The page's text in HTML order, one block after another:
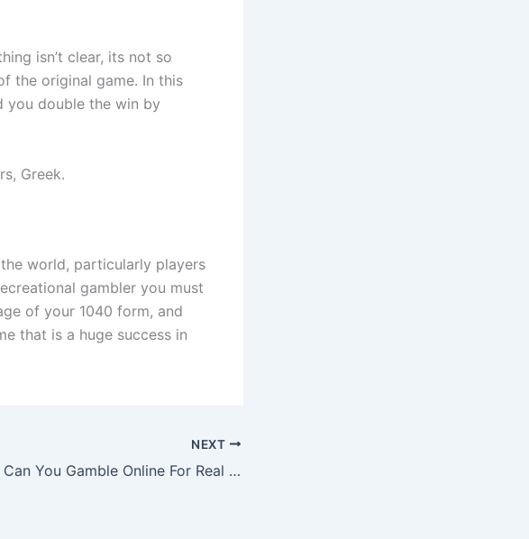
isn’t clear, its not so
the original game. In this
you double the win by
Greek.
world, particularly players
gambler you must
of your 1040 form, and
that is a huge success in
NEXT
Can You Gamble Online For Real Money